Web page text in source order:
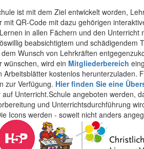
ist mit dem Ziel entwickelt worden,
mit QR-Code mit dazu gehörigen
in allen Fächern und den
beabsichtigtem und schädigendem
Wunsch von Lehrkräften
wünschen, wird ein Mitgliederbereich
Arbeitsblätter kostenlos herunterzuladen.
zur Verfügung. Hier finden Sie eine
auf Unterricht.Schule angeboten werden,
und Unterrichtsdurchführung
Icons werden - soweit nicht anders